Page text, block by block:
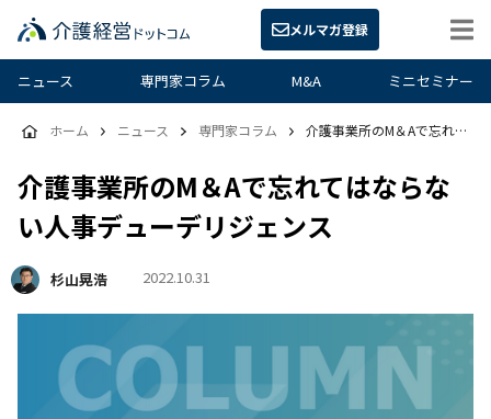
メルマガ登録
ニュース 専門家コラム M&A ミニセミナー
介護事業所のM＆Aで忘れてはならな
い人事デューデリジェンス
杉山晃浩 2022.10.31
ホーム ニュース 専門家コラム 介護事業所のM＆Aで忘れてはならない人事デューデリジェンス